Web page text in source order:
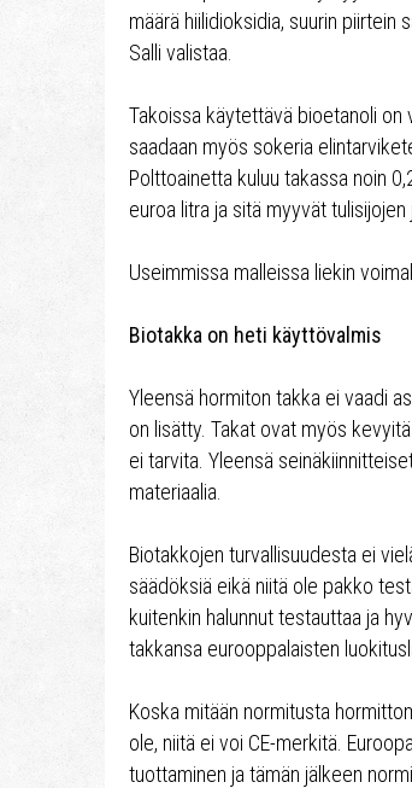
määrä hiilidioksidia, suurin piirtein
Salli valistaa.
Takoissa käytettävä bioetanoli
saadaan myös sokeria
Polttoainetta kuluu takassa noin
euroa litra ja sitä myyvät tulisijojen
Useimmissa malleissa liekin
Biotakka on heti käyttövalmis
Yleensä hormiton takka ei vaadi
on lisätty. Takat ovat myös
ei tarvita. Yleensä
materiaalia.
Biotakkojen turvallisuudesta ei
säädöksiä eikä niitä ole pakko
kuitenkin halunnut testauttaa ja
takkansa eurooppalaisten
Koska mitään normitusta
ole, niitä ei voi CE-merkitä.
tuottaminen ja tämän jälkeen